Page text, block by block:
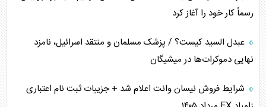
اربعین، کابوس مشترک تل‌آویو-واشنگتن
رسماً کار خود را آغاز کرد
عبدل السید کیست؟ / پزشک مسلمان و منتقد اسرائیل، نامزد
نهایی دموکرات‌ها در میشیگان
شرایط فروش نیسان وانت اعلام شد + جزییات ثبت نام اعتباری